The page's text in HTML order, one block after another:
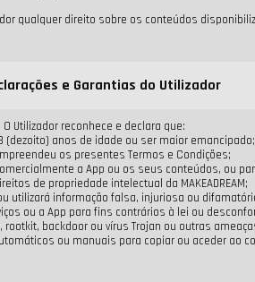
qualquer direito sobre os conteúdos
e Garantias do Utilizador
O Utilizador reconhece e declara que:
(dezoito) anos de idade ou ser maior emancipado;
os presentes Termos e Condições;
a App ou os seus conteúdos, ou
de propriedade intelectual da MAKEADREAM;
utilizará informação falsa, injuriosa ou
ou a App para fins contrários à lei ou
rootkit, backdoor ou vírus Trojan ou outras
ou manuais para copiar ou aceder ao